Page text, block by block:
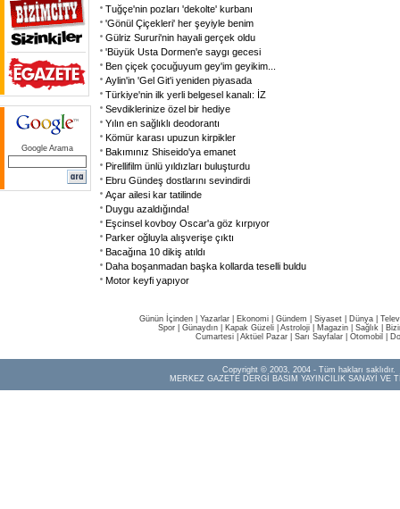
Google Arama
Tuğçe'nin pozları 'dekolte' kurbanı
'Gönül Çiçekleri' her şeyiyle benim
Gülriz Sururi'nin hayali gerçek oldu
'Büyük Usta Dormen'e saygı gecesi
Ben çiçek çocuğuyum gey'im geyikim...
Aylin'in 'Gel Git'i yeniden piyasada
Türkiye'nin ilk yerli belgesel kanalı: İZ
Sevdiklerinize özel bir hediye
Yılın en sağlıklı deodorantı
Kömür karası upuzun kirpikler
Bakımınız Shiseido'ya emanet
Pirellifilm ünlü yıldızları buluşturdu
Ebru Gündeş dostlarını sevindirdi
Açar ailesi kar tatilinde
Duygu azaldığında!
Eşcinsel kovboy Oscar'a göz kırpıyor
Parker oğluyla alışverişe çıktı
Bacağına 10 dikiş atıldı
Daha boşanmadan başka kollarda teselli buldu
Motor keyfi yapıyor
Günün İçinden Yazarlar Ekonomi Gündem Siyaset Dünya |
Spor
Günaydın Kapak Güzeli Astroloji Magazin Sağlık
Cumartesi| Aktüel Pazar| Sarı Sayfalar| Otomobil
Copyright © 2003, 2004 - Tüm hakları saklıdır.
MERKEZ GAZETE DERGİ BASIM YAYINCILIK SANAYİ VE